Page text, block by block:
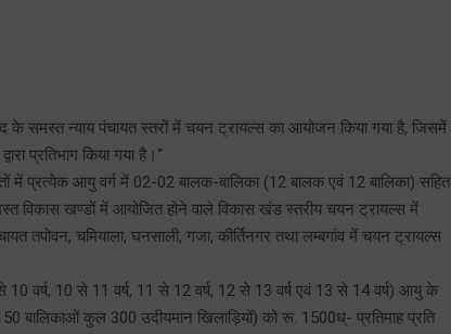
के समस्त न्याय पंचायत स्तरों में चयन ट्रायल्स का आयोजन किया गया है, जिसमें
प्रतिभाग किया गया है।‘‘
में प्रत्येक आयु वर्ग में 02-02 बालक-बालिका (12 बालक एवं 12 बालिका) सहित
खण्डों में आयोजित होने वाले विकास खंड स्तरीय चयन ट्रायल्स में
तपोवन, चमियाला, घनसाली, गजा, कीर्तिनगर तथा लम्बगांव में चयन ट्रायल्स
वर्ष, 10 से 11 वर्ष, 11 से 12 वर्ष, 12 से 13 वर्ष एवं 13 से 14 वर्ष) आयु के
बालिकाओं कुल 300 उदीयमान खिलाड़ियों) को रू. 1500ध्- प्रतिमाह प्रति